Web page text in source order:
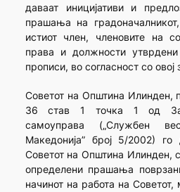
даваат иницијативи и
прашања на
истиот член, членовите на
права и должности
прописи, во согласност со овој
Советот на Општина Илинден,
36 став 1 точка 1 од
самоуправа („Службен
Македонија” број 5/2002)
Советот на Општина Илинден,
определени прашања
начинот на работа на